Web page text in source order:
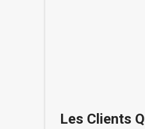
Les Clients